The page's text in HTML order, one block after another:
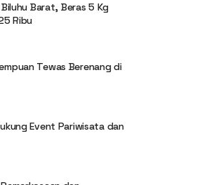
Barat, Beras 5 Kg
Ribu
Tewas Berenang di
Event Pariwisata dan